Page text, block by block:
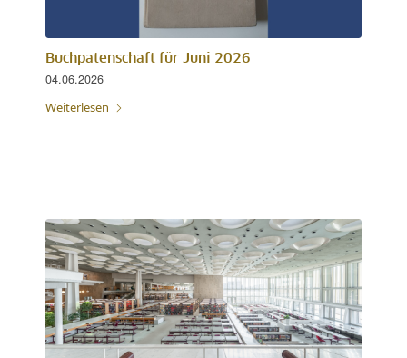
Buchpatenschaft für Juni 2026
04.06.2026
Weiterlesen